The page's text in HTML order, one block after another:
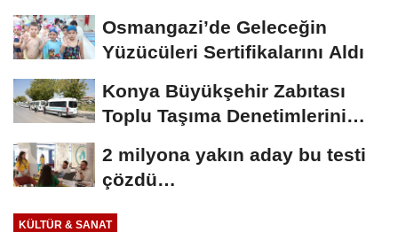
Osmangazi’de Geleceğin
Yüzücüleri Sertifikalarını Aldı
Konya Büyükşehir Zabıtası
Toplu Taşıma Denetimlerini
2 milyona yakın aday bu testi
çözdü…
KÜLTÜR & SANAT